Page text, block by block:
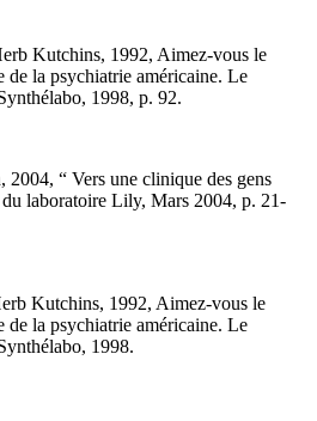
Kutchins, 1992, Aimez-vous le
la psychiatrie américaine. Le
1998, p. 92.
“ Vers une clinique des gens
laboratoire Lily, Mars 2004, p. 21-
Kutchins, 1992, Aimez-vous le
la psychiatrie américaine. Le
1998.